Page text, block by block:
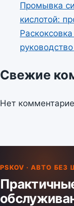
Промывка
кислотой:
Свежие
Нет
PSKOV · АВТО